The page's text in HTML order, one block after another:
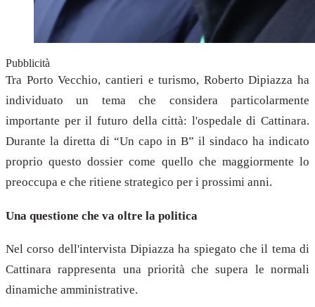
Pubblicità
Tra Porto Vecchio, cantieri e turismo, Roberto Dipiazza ha
individuato un tema che considera particolarmente
importante per il futuro della città: l'ospedale di Cattinara.
Durante la diretta di “Un capo in B” il sindaco ha indicato
proprio questo dossier come quello che maggiormente lo
preoccupa e che ritiene strategico per i prossimi anni.
Una questione che va oltre la politica
Nel corso dell'intervista Dipiazza ha spiegato che il tema di
Cattinara rappresenta una priorità che supera le normali
dinamiche amministrative.